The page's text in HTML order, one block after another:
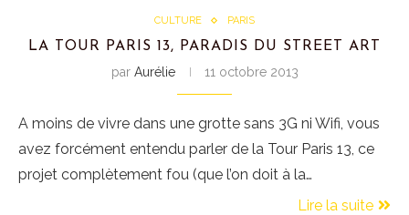
CULTURE PARIS
LA TOUR PARIS 13, PARADIS DU STREET ART
par Aurélie 11 octobre 2013
A moins de vivre dans une grotte sans 3G ni Wifi, vous
avez forcément entendu parler de la Tour Paris 13, ce
projet complètement fou (que l’on doit à la…
Lire la suite